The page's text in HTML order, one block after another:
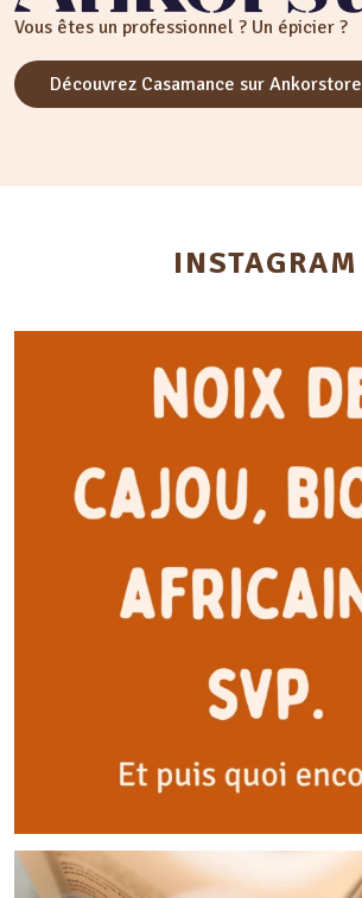
Vous êtes un professionnel ? Un épicier ?
Découvrez Casamance sur Ankorstore
INSTAGRAM